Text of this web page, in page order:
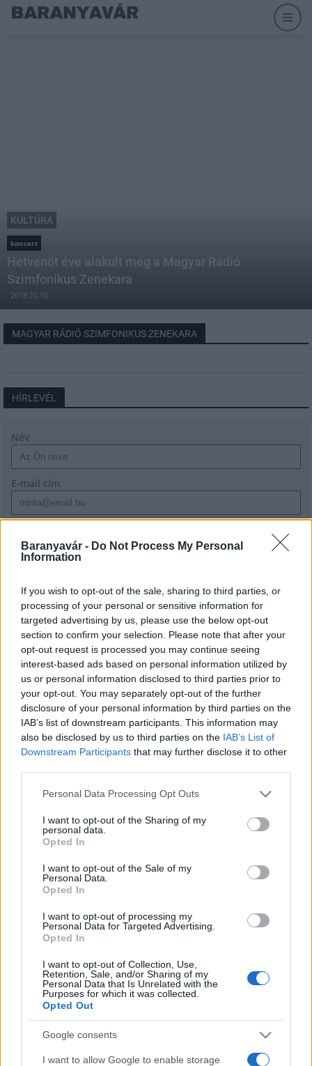
Baranyavár - Do Not Process My Personal
Information
If you wish to opt-out of the sale, sharing to third parties, or
processing of your personal or sensitive information for
targeted advertising by us, please use the below opt-out
section to confirm your selection. Please note that after your
opt-out request is processed you may continue seeing
interest-based ads based on personal information utilized by
us or personal information disclosed to third parties prior to
your opt-out. You may separately opt-out of the further
disclosure of your personal information by third parties on the
IAB’s list of downstream participants. This information may
also be disclosed by us to third parties on the IAB’s List of
Downstream Participants that may further disclose it to other
Please note that this website/app uses one or more Google
not limited to your visit or usage behaviour. You may click to
grant or deny consent to Google and its third-party tags to
use your data for below specified purposes in below Google
consent section.
Personal Data Processing Opt Outs
I want to opt-out of the Sharing of my
personal data.
Opted In
I want to opt-out of the Sale of my
Personal Data.
Opted In
I want to opt-out of processing my
Personal Data for Targeted Advertising.
Opted In
I want to opt-out of Collection, Use,
Retention, Sale, and/or Sharing of my
Personal Data that Is Unrelated with the
Purposes for which it was collected.
Opted Out
Google consents
I want to allow Google to enable storage
KULTÚRA
koncert
Hetvenöt éve alakult meg a Magyar Rádió
Szimfonikus Zenekara
2018.10.10
MAGYAR RÁDIÓ SZIMFONIKUS ZENEKARA
HÍRLEVÉL
Név
E-mail cím
szabályzatot!
HÍRDETÉS
LEGFRISSEBB
Helyi hírek
Amire többmillióan vártunk: szombattól
másodfokúra csökken a riasztás
Országos hírek
továbbképzésekkel erősít a Gál Ferenc
Egyetem
Országos hírek
HÍRDETÉS